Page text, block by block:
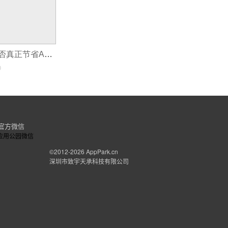
敏捷开发方法能否真正节省APP开发成本?
方微信
©2012-2026 AppPark.cn
深圳市致宇天承科技有限公司